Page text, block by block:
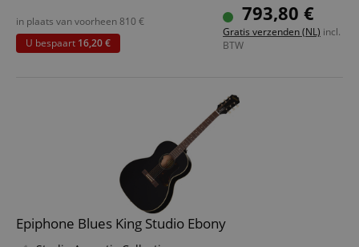
Kleur & Finish: Naturel, handgewreven793,80 €
Gratis verzenden (NL) incl.
BTW
in plaats van voorheen810 €
U bespaart 16,20 €
Epiphone Blues King Studio Ebony